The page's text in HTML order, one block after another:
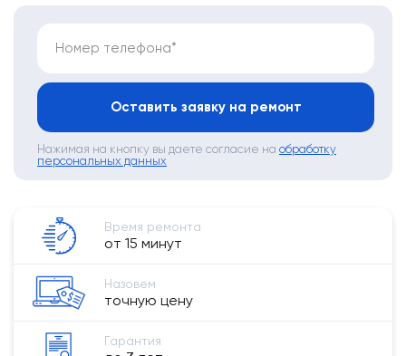
Номер телефона*
Оставить заявку на ремонт
Нажимая на кнопку вы даете согласие на обработку
персональных данных
Время ремонта
от 15 минут
Назовем
точную цену
Гарантия